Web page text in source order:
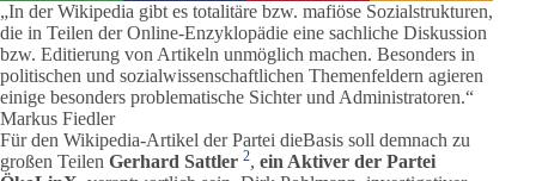
„In der Wikipedia gibt es totalitäre bzw. mafiöse Sozialstrukturen,
die in Teilen der Online-Enzyklopädie eine sachliche Diskussion
bzw. Editierung von Artikeln unmöglich machen. Besonders in
politischen und sozialwissenschaftlichen Themenfeldern agieren
einige besonders problematische Sichter und Administratoren.“
Markus Fiedler
Für den Wikipedia-Artikel der Partei dieBasis soll demnach zu
großen Teilen Gerhard Sattler 2, ein Aktiver der Partei